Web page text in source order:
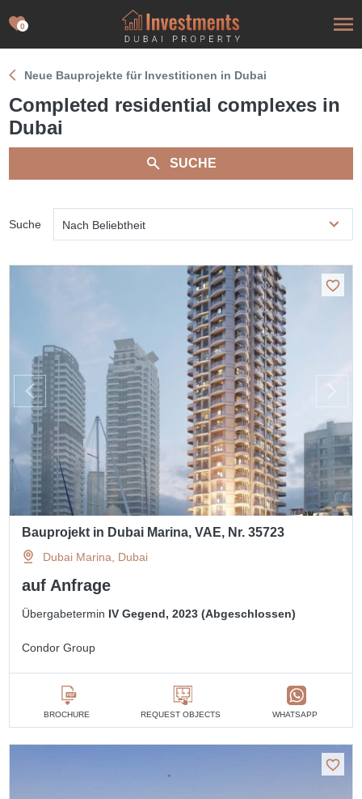
0
Neue Bauprojekte für Investitionen in Dubai
Completed residential complexes in
Dubai
SUCHE
Suche Nach Beliebtheit
Bauprojekt in Dubai Marina, VAE, Nr. 35723
Dubai Marina, Dubai
auf Anfrage
Übergabetermin IV Gegend, 2023 (Abgeschlossen)
Condor Group
BROCHURE REQUEST OBJECTS WHATSAPP